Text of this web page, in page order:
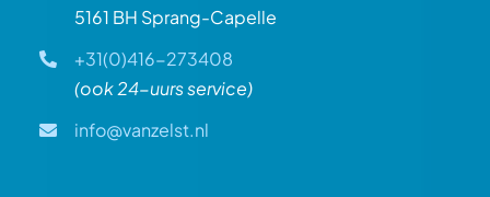
5161 BH Sprang-Capelle
+31(0)416-273408
(ook 24-uurs service)
info@vanzelst.nl